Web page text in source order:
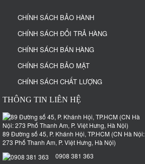
CHÍNH SÁCH BẢO HÀNH
CHÍNH SÁCH ĐỔI TRẢ HÀNG
CHÍNH SÁCH BÁN HÀNG
CHÍNH SÁCH BẢO MẬT
CHÍNH SÁCH CHẤT LƯỢNG
THÔNG TIN LIÊN HỆ
89 Đường số 45, P. Khánh Hội, TP.HCM (CN Hà Nội:
273 Phố Thanh Am, P. Việt Hưng, Hà Nội)
0908 381 363